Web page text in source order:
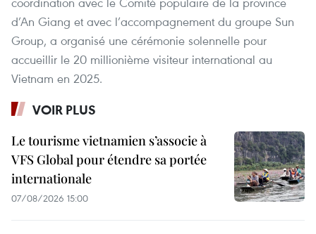
d’An Giang et avec l’accompagnement du groupe Sun
Group, a organisé une cérémonie solennelle pour
accueillir le 20 millionième visiteur international au
Vietnam en 2025.
VOIR PLUS
Le tourisme vietnamien s’associe à
VFS Global pour étendre sa portée
internationale
07/08/2026 15:00